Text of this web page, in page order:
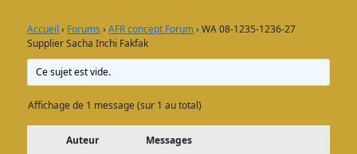
Accueil › Forums › AFR concept Forum › WA 08-1235-1236-27
Supplier Sacha Inchi Fakfak
Ce sujet est vide.
Affichage de 1 message (sur 1 au total)
Auteur Messages